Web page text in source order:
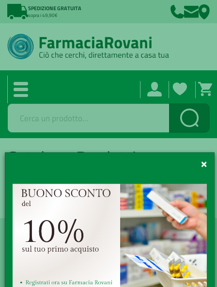
SPEDIZIONE GRATUITA
sopra i 49,90€
Cerca
Catalogo Prodotti
Catalogo /
FILTRI
DICONO DI NOI
×